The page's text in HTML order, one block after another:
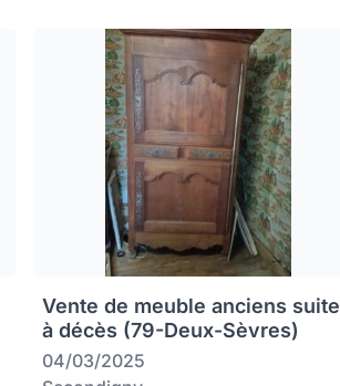
Vente de meuble anciens suite
à décès (79-Deux-Sèvres)
04/03/2025